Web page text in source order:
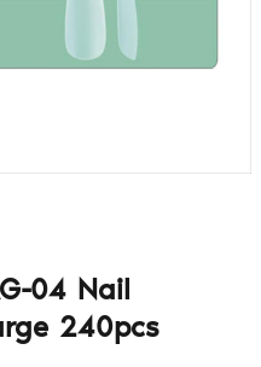
04 Nail
240pcs